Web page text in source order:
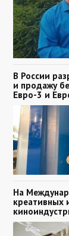
В России
и продажу
Евро-3 и
На
креативных